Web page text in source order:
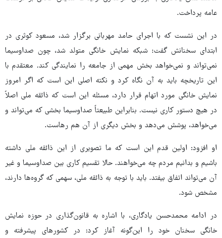
عامه پرداخت.
در این نشست که با اجرای حامد مهربانی برگزار شد، مسعود کوثری در
ابتدای سخنانش گفت: شبکه نمایش خانگی متولد شد، چون صداوسیما
نمی‌تواند و نمی‌خواهد بخش مهمی از جامعه را نمایندگی کند. معتقدم با
این تاریخچه باید به آن نگاه کرد و نکته اصلی این است که اگر امروز
نمایش خانگی مورد اتهام قرار دارد، مسئله این است که ذائقه ملی اصلاً
در هیچ دستور کاری نیست. بنابراین طبیعتاً صداوسیما بخشی که می‌تواند و
می‌خواهد، پوشش می‌دهد و بخش دیگری از آن هم رهاست.
او افزود: اولین قدم این است که ما تصویری از این ذائقه ملی داشته
باشیم و بدانیم مردم چه می‌خواهند. حالا تقسیم کاری بین صداوسیما و غیر
آن می‌تواند اتفاق بیفتد. باید با توجه به ذائقه ملی، سهمی که گروه‌ها دارند،
مشخص شود.
در ادامه محمدحسن یادگاری، با اشاره به قانون‌گذاری در حوزه نمایش
خانگی سخنان خود را این‌گونه آغاز کرد: در کشورهای پیشرفته و